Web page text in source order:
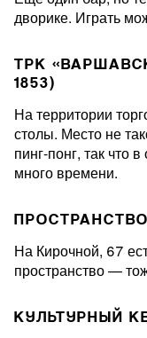
дворике. Играть
ТРК
1853)
На территории
столы. Место не
пинг-понг, так что
много времени.
На Кирочной, 67
пространство —
КУЛЬТУРНЫЙ